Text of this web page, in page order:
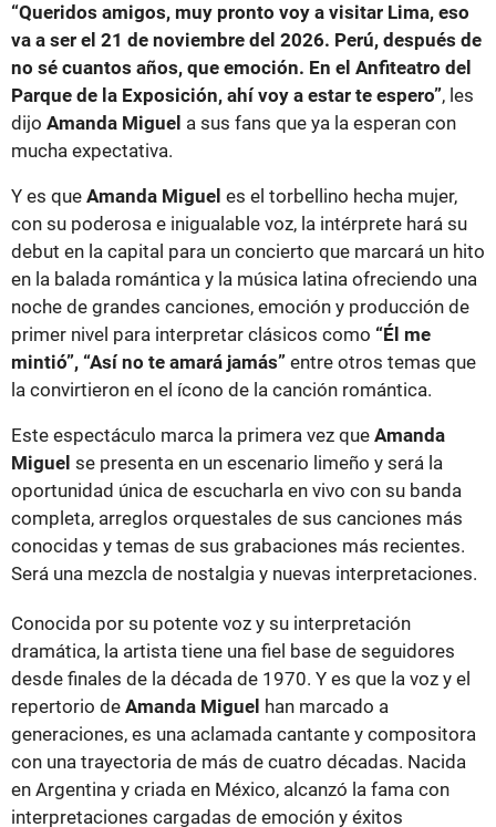
“Queridos amigos, muy pronto voy a visitar Lima, eso
va a ser el 21 de noviembre del 2026. Perú, después de
no sé cuantos años, que emoción. En el Anfiteatro del
Parque de la Exposición, ahí voy a estar te espero”, les
dijo Amanda Miguel a sus fans que ya la esperan con
mucha expectativa.
Y es que Amanda Miguel es el torbellino hecha mujer,
con su poderosa e inigualable voz, la intérprete hará su
debut en la capital para un concierto que marcará un hito
en la balada romántica y la música latina ofreciendo una
noche de grandes canciones, emoción y producción de
primer nivel para interpretar clásicos como “Él me
mintió”, “Así no te amará jamás” entre otros temas que
la convirtieron en el ícono de la canción romántica.
Este espectáculo marca la primera vez que Amanda
Miguel se presenta en un escenario limeño y será la
oportunidad única de escucharla en vivo con su banda
completa, arreglos orquestales de sus canciones más
conocidas y temas de sus grabaciones más recientes.
Será una mezcla de nostalgia y nuevas interpretaciones.
Conocida por su potente voz y su interpretación
dramática, la artista tiene una fiel base de seguidores
desde finales de la década de 1970. Y es que la voz y el
repertorio de Amanda Miguel han marcado a
generaciones, es una aclamada cantante y compositora
con una trayectoria de más de cuatro décadas. Nacida
en Argentina y criada en México, alcanzó la fama con
interpretaciones cargadas de emoción y éxitos